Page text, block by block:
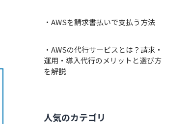
・AWSを請求書払いで支払う方法
・AWSの代行サービスとは？請求・
運用・導入代行のメリットと選び方
を解説
人気のカテゴリ